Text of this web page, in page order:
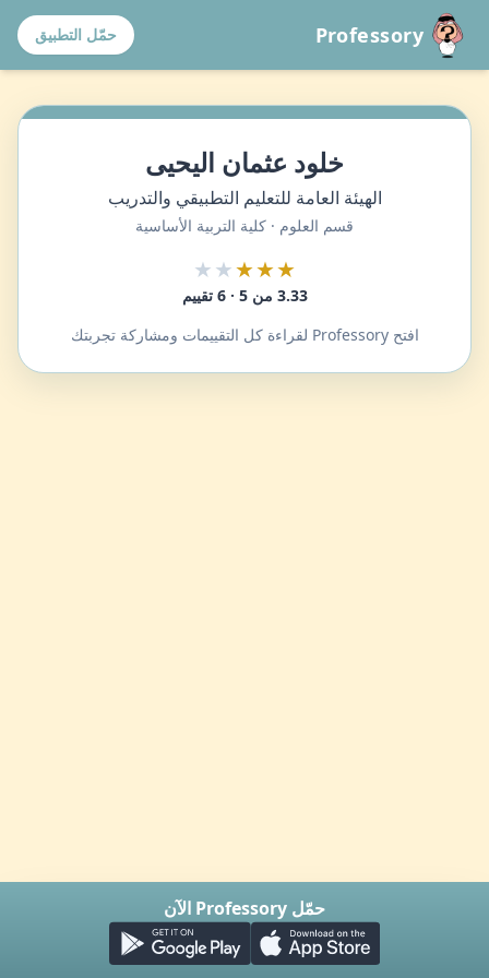
Professory حمّل التطبيق
خلود عثمان اليحيى
الهيئة العامة للتعليم التطبيقي والتدريب
قسم العلوم · كلية التربية الأساسية
★★★
★★
3.33 من 5 · 6 تقييم
افتح Professory لقراءة كل التقييمات ومشاركة تجربتك
حمّل Professory الآن